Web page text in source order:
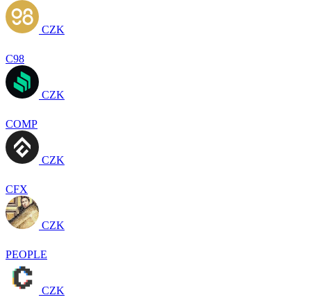
CZK
C98
CZK
COMP
CZK
CFX
CZK
PEOPLE
CZK